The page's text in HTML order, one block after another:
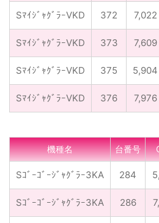
SﾏｲｼﾞｬｸﾞﾗｰVKD 372 7,022
SﾏｲｼﾞｬｸﾞﾗｰVKD 373 7,609
SﾏｲｼﾞｬｸﾞﾗｰVKD 375 5,904
SﾏｲｼﾞｬｸﾞﾗｰVKD 376 7,976
機種名 台番号
Sｺﾞｰｺﾞｰｼﾞｬｸﾞﾗｰ3KA 284
Sｺﾞｰｺﾞｰｼﾞｬｸﾞﾗｰ3KA 286